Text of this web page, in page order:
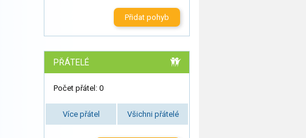
Přidat pohyb
PŘÁTELÉ
Počet přátel: 0
Více přátel Všichni přátelé